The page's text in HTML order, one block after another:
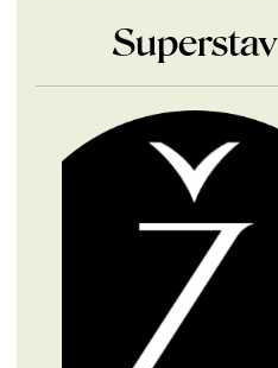
Superstav